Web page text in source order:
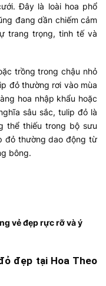
Đây là loài hoa phổ
đang dần chiếm cảm
trang trọng, tinh tế và
trồng trong chậu nhỏ
đỏ thường rơi vào mùa
hoa nhập khẩu hoặc
sâu sắc, tulip đỏ là
thể thiếu trong bộ sưu
đỏ thường dao động từ
bông.
vẻ đẹp rực rỡ và ý
đẹp tại Hoa Theo